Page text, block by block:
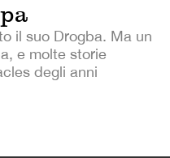
il suo Drogba. Ma un
e molte storie
degli anni